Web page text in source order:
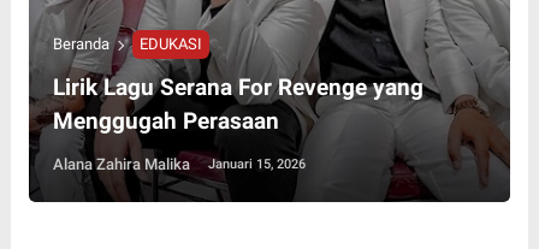
Beranda EDUKASI
Lirik Lagu Serana For Revenge yang
Menggugah Perasaan
Alana Zahira Malika Januari 15, 2026